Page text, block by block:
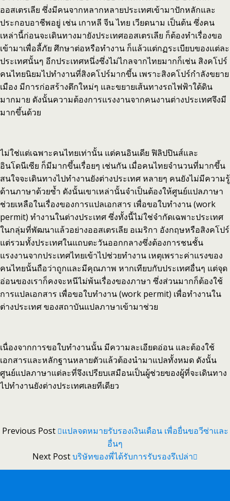
ออสเตรเลีย ซึ่งมีคนจากหลากหลายประเทศเข้ามาปักหลักและ
ประกอบอาชีพอยู่ เช่น เกาหลี จีน ไทย เวียดนาม เป็นต้น ซึ่งคน
เหล่านี้ก่อนจะเดินทางมายังประเทศออสเตรเลีย ก็ต้องทำเรื่องขอ
เข้ามาเพื่อลี้ภัย ศึกษาต่อหรือทำงาน ก็แล้วแต่กฏระเบียบของแต่ละ
ประเทศนั้นๆ อีกประเทศหนึ่งซึ่งไม่ไกลจากไทยมากก็เช่น สิงคโปร์
คนไทยนิยมไปทำงานที่สิงคโปร์มากขึ้น เพราะสิงคโปร์กำลังขยาย
เมือง มีการก่อสร้างตึกใหม่ๆ และขยายเส้นทางรถไฟฟ้าใต้ดิน
มากมาย ดังนั้นความต้องการแรงงานจากคนงานต่างประเทศจึงมี
มากขึ้นด้วย
ไม่ใช่แต่เฉพาะคนไทยเท่านั้น แต่คนอินเดีย ฟิลิปปินส์และ
อินโดนีเซีย ก็มีมากขึ้นเรื่อยๆ เช่นกัน เมื่อคนไทยจำนวนที่มากขึ้น
สนใจจะเดินทางไปทำงานยังต่างประเทศ หลายๆ คนยังไม่มีความรู้
ด้านภาษาด้วยซ้ำ ดังนั้นเขาเหล่านั้นจำเป็นต้องให้ศูนย์แปลภาษา
ช่วยเหลือในเรื่องของการแปลเอกสาร เพื่อขอใบทำงาน (work
permit) ทำงานในต่างประเทศ ซึ่งทั้งนี้ไม่ใช่จำกัดเฉพาะประเทศ
ในกลุ่มที่พัฒนาแล้วอย่างออสเตรเลีย อเมริกา อังกฤษหรือสิงคโปร์
แต่รวมทั้งประเทศในแถบตะวันออกกลางซึ่งต้องการชนชั้น
แรงงานจากประเทศไทยเข้าไปช่วยทำงาน เหตุเพราะค่าแรงของ
คนไทยนั้นถือว่าถูกและมีคุณภาพ หากเทียบกับประเทศอื่นๆ แต่จุด
อ่อนของเราก็คงจะหนีไม่พ้นเรื่องของภาษา ซึ่งส่วนมากก็ต้องใช้
การแปลเอกสาร เพื่อขอใบทำงาน (work permit) เพื่อทำงานใน
ต่างประเทศ ของสถาบันแปลภาษาเข้ามาช่วย
เนื่องจากการขอใบทำงานนั้น มีความละเอียดอ่อน และต้องใช้
เอกสารและหลักฐานหลายตัวแล้วต้องนำมาแปลทั้งหมด ดังนั้น
ศูนย์แปลภาษาแต่ละที่จึงเปรียบเสมือนเป็นผู้ช่วยของผู้ที่จะเดินทาง
ไปทำงานยังต่างประเทศเลยทีเดียว
Previous Post
แปลจดหมายรับรองเงินเดือน เพื่อยื่นขอวีซ่าและ
อื่นๆ
Next Postบริษัทของพี่ได้รับการรับรองรึเปล่า